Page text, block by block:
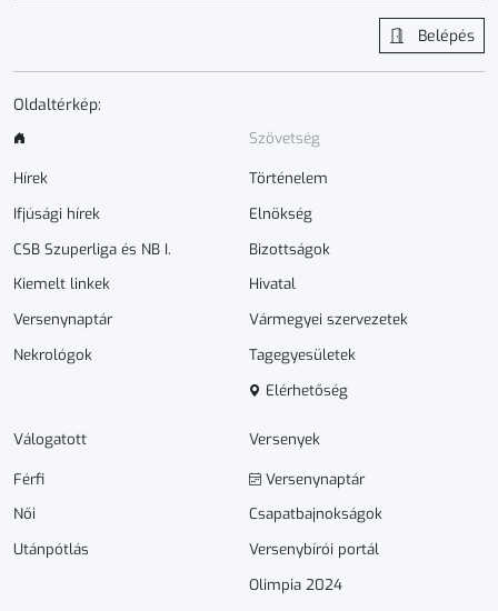
Belépés
Oldaltérkép:
Hírek
Ifjúsági hírek
CSB Szuperliga és NB I.
Kiemelt linkek
Versenynaptár
Nekrológok
Szövetség
Történelem
Elnökség
Bizottságok
Hivatal
Vármegyei szervezetek
Tagegyesületek
Elérhetőség
Válogatott
Férfi
Női
Utánpótlás
Versenyek
Versenynaptár
Csapatbajnokságok
Versenybírói portál
Olimpia 2024